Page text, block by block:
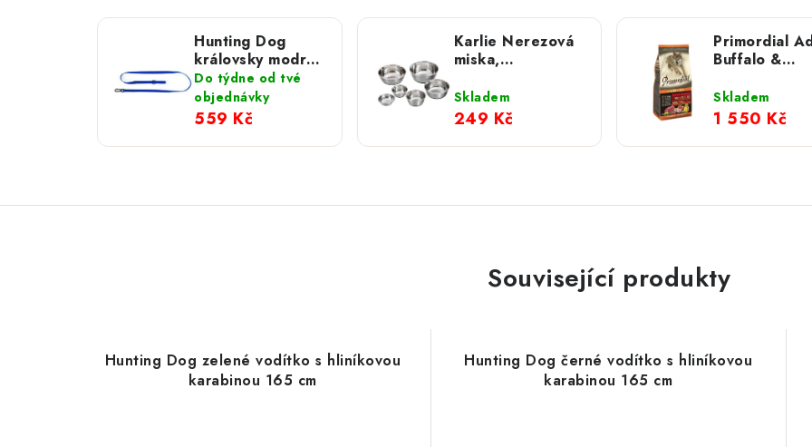
Hunting Dog
královsky modré
vodítko s
hliníkovou
karabinou 165 cm
Do týdne od tvé
objednávky
559 Kč
Karlie Nerezová
miska,
900 ml
Skladem
249 Kč
Primordial
Buffalo &
Skladem
1 550 Kč
Související produkty
Hunting Dog zelené vodítko s hliníkovou
karabinou 165 cm
Hunting Dog černé vodítko s hliníkovou
karabinou 165 cm